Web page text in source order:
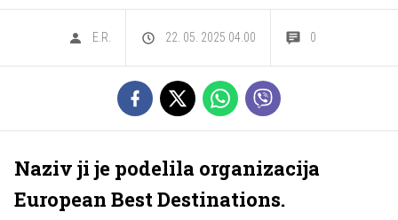
E.R. 22. 05. 2025 04.00 0
Naziv ji je podelila organizacija
European Best Destinations.